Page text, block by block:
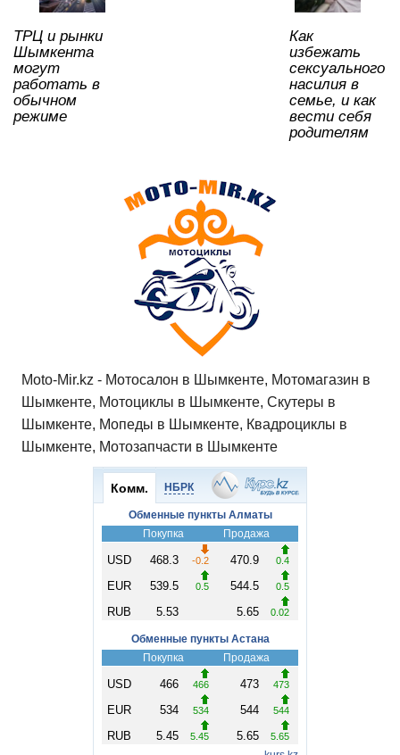
k
ТРЦ и рынки
Шымкента
могут
работать в
обычном
режиме
Как
избежать
сексуального
насилия в
семье, и как
вести себя
родителям
Moto-Mir.kz - Мотосалон в Шымкенте, Мотомагазин в
Шымкенте, Мотоциклы в Шымкенте, Скутеры в
Шымкенте, Мопеды в Шымкенте, Квадроциклы в
Шымкенте, Мотозапчасти в Шымкенте